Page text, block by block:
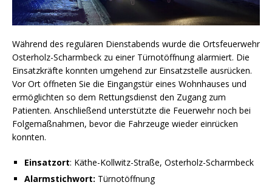
Während des regulären Dienstabends wurde die Ortsfeuerwehr
Osterholz-Scharmbeck zu einer Türnotöffnung alarmiert. Die
Einsatzkräfte konnten umgehend zur Einsatzstelle ausrücken.
Vor Ort öffneten Sie die Eingangstür eines Wohnhauses und
ermöglichten so dem Rettungsdienst den Zugang zum
Patienten. Anschließend unterstützte die Feuerwehr noch bei
Folgemaßnahmen, bevor die Fahrzeuge wieder einrücken
konnten.
Einsatzort: Käthe-Kollwitz-Straße, Osterholz-Scharmbeck
Alarmstichwort: Türnotöffnung